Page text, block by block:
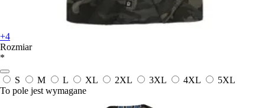
+4
Rozmiar
*
S M L XL 2XL 3XL 4XL
5XL
To pole jest wymagane